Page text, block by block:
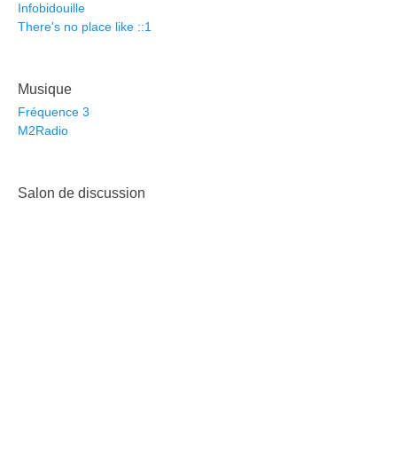
Infobidouille
There's no place like ::1
Musique
Fréquence 3
M2Radio
Salon de discussion